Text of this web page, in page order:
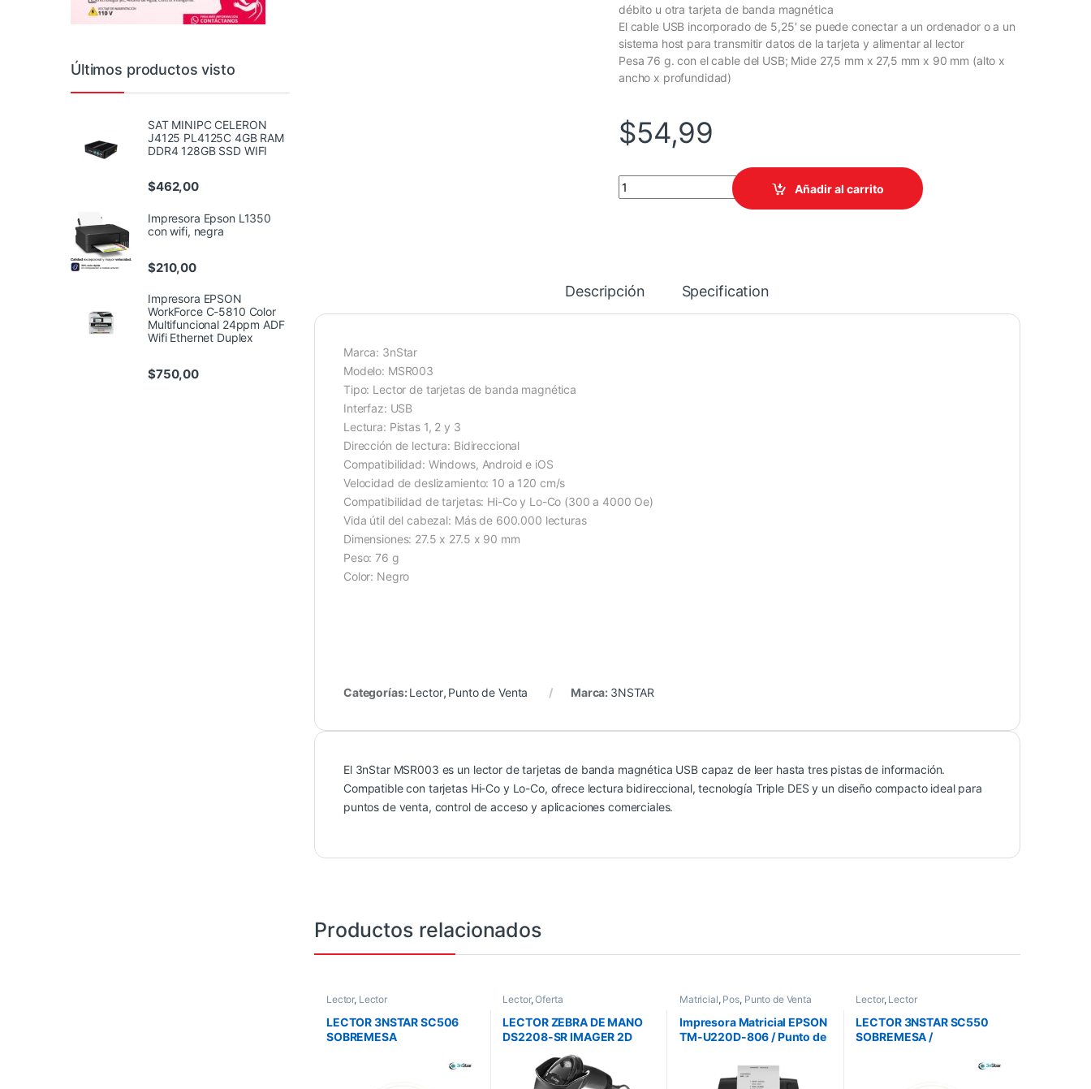
débito u otra tarjeta de banda magnética
El cable USB incorporado de 5,25′ se puede conectar a un ordenador o a un
sistema host para transmitir datos de la tarjeta y alimentar al lector
Pesa 76 g. con el cable del USB; Mide 27,5 mm x 27,5 mm x 90 mm (alto x
ancho x profundidad)
$54,99
LECTOR 3NSTAR MSR003 LECTOR DE TARJETA BANDA MAGNETICA/TRACK 1.2 Y 3.
Añadir al carrito
Descripción Specification
Marca: 3nStar
Modelo: MSR003
Tipo: Lector de tarjetas de banda magnética
Interfaz: USB
Lectura: Pistas 1, 2 y 3
Dirección de lectura: Bidireccional
Compatibilidad: Windows, Android e iOS
Velocidad de deslizamiento: 10 a 120 cm/s
Compatibilidad de tarjetas: Hi-Co y Lo-Co (300 a 4000 Oe)
Vida útil del cabezal: Más de 600.000 lecturas
Dimensiones: 27.5 x 27.5 x 90 mm
Peso: 76 g
Color: Negro
Categorías: Lector, Punto de Venta Marca: 3NSTAR
El 3nStar MSR003 es un lector de tarjetas de banda magnética USB capaz de leer hasta tres pistas de información.
Compatible con tarjetas Hi-Co y Lo-Co, ofrece lectura bidireccional, tecnología Triple DES y un diseño compacto ideal para
puntos de venta, control de acceso y aplicaciones comerciales.
Productos relacionados
Lector, Lector
LECTOR 3NSTAR SC506
SOBREMESA
Lector,Oferta
LECTOR ZEBRA DE MANO
DS2208-SR IMAGER 2D
Matricial, Pos, Punto de Venta
Impresora Matricial EPSON
TM-U220D-806 / Punto de
Lector, Lector
LECTOR 3NSTAR SC550
SOBREMESA /
Últimos productos visto
SAT MINIPC CELERON
J4125 PL4125C 4GB RAM
DDR4 128GB SSD WIFI
$462,00
Impresora Epson L1350
con wifi, negra
$210,00
Impresora EPSON
WorkForce C-5810 Color
Multifuncional 24ppm ADF
Wifi Ethernet Duplex
$750,00